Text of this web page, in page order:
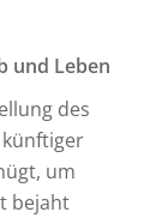
und Leben
des
um
bejaht